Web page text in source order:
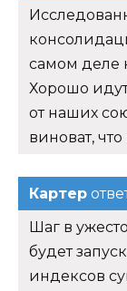
самом деле
Хорошо идут
от наших
виноват,
Картер
Шаг в
будет
индексов